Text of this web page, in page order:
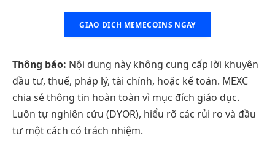
GIAO DỊCH MEMECOINS NGAY
Thông báo: Nội dung này không cung cấp lời khuyên
đầu tư, thuế, pháp lý, tài chính, hoặc kế toán. MEXC
chia sẻ thông tin hoàn toàn vì mục đích giáo dục.
Luôn tự nghiên cứu (DYOR), hiểu rõ các rủi ro và đầu
tư một cách có trách nhiệm.